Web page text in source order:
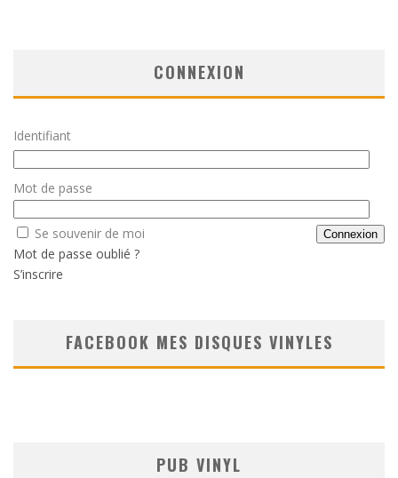
CONNEXION
Identifiant
Mot de passe
Se souvenir de moi
Mot de passe oublié ?
S’inscrire
FACEBOOK MES DISQUES VINYLES
PUB VINYL